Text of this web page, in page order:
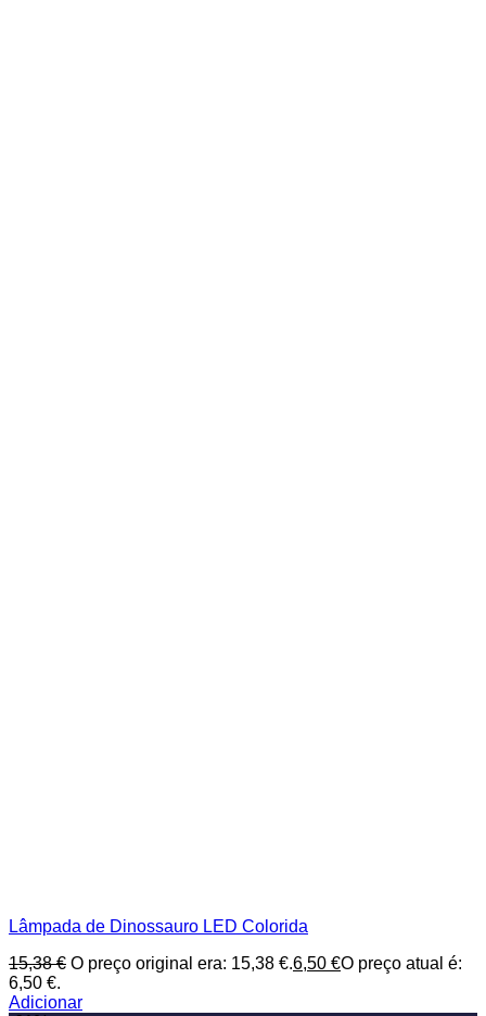
Lâmpada de Dinossauro LED Colorida
15,38€ O preço original era: 15,38 €.6,50 €O preço atual é:
6,50 €.
Adicionar